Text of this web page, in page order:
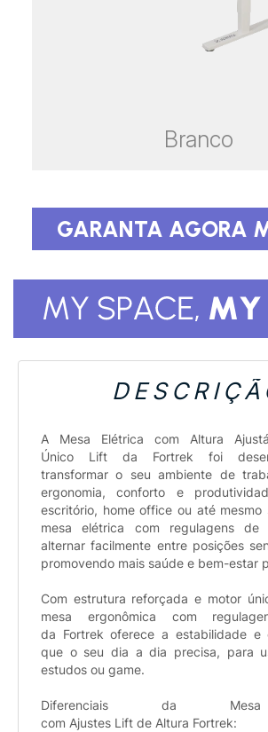
A Mesa Elétrica com Altura
Único Lift da Fortrek foi
transformar o seu ambiente de
ergonomia, conforto e
escritório, home office ou até mesmo
mesa elétrica com regulagens de
alternar facilmente entre posições
promovendo mais saúde e bem-estar
Com estrutura reforçada e motor
mesa ergonômica com
da Fortrek oferece a estabilidade e
que o seu dia a dia precisa, para
estudos ou game.
Diferenciais da
com Ajustes Lift de Altura Fortrek: